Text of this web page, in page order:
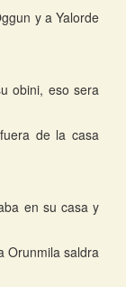
y a Yalorde
obini, eso sera
de la casa
en su casa y
Orunmila saldra